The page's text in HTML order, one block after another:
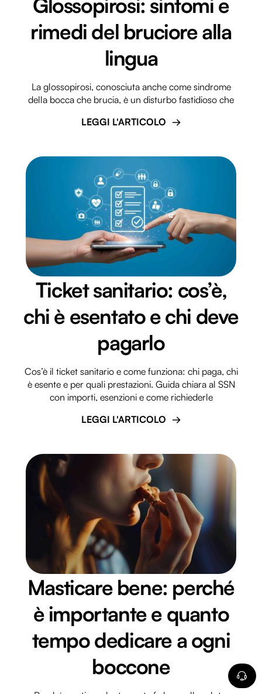
Glossopirosi: sintomi e
rimedi del bruciore alla
lingua
La glossopirosi, conosciuta anche come sindrome
della bocca che brucia, è un disturbo fastidioso che
LEGGI L'ARTICOLO
Ticket sanitario: cos’è,
chi è esentato e chi deve
pagarlo
Cos’è il ticket sanitario e come funziona: chi paga, chi
è esente e per quali prestazioni. Guida chiara al SSN
con importi, esenzioni e come richiederle
LEGGI L'ARTICOLO
Masticare bene: perché
è importante e quanto
tempo dedicare a ogni
boccone